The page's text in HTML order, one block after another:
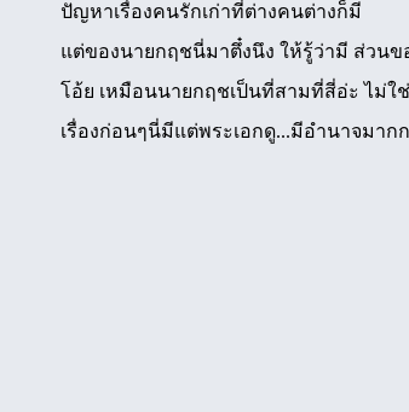
ปัญหาเรื่องคนรักเก่าที่ต่างคนต่างก็มี
แต่ของนายกฤชนี่มาตึ๋งนึง ให้รู้ว่ามี ส่วนข
โอ้ย เหมือนนายกฤชเป็นที่สามที่สี่อ่ะ ไม่ใ
เรื่องก่อนๆนี่มีแต่พระเอกดู...มีอำนาจมา